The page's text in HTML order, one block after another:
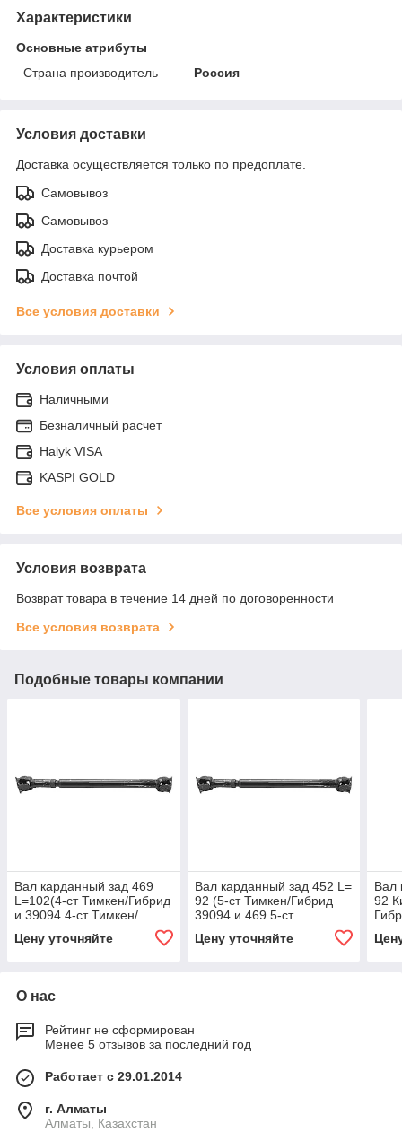
Характеристики
Основные атрибуты
Страна производитель
Россия
Условия доставки
Доставка осуществляется только по предоплате.
Самовывоз
Самовывоз
Доставка курьером
Доставка почтой
Все условия доставки
Условия оплаты
Наличными
Безналичный расчет
Halyk VISA
KASPI GOLD
Все условия оплаты
Условия возврата
Возврат товара в течение 14 дней по договоренности
Все условия возврата
Подобные товары компании
Вал карданный зад 469
L=102(4-ст Тимкен/Гибрид
и 39094 4-ст Тимкен/
Цену уточняйте
Вал карданный зад 452 L=
92 (5-ст Тимкен/Гибрид
39094 и 469 5-ст
Цену уточняйте
Вал
92
О нас
Рейтинг не сформирован
Менее 5 отзывов за последний год
Работает с 29.01.2014
г. Алматы
Алматы, Казахстан